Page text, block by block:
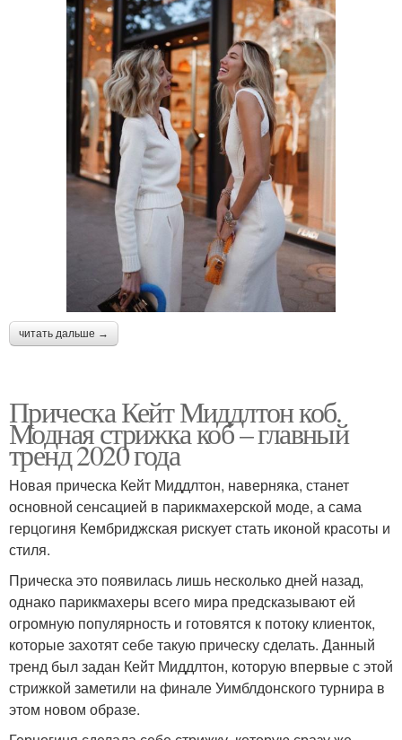
читать дальше →
Прическа Кейт Миддлтон коб.
Модная стрижка коб – главный
тренд 2020 года
Новая прическа Кейт Миддлтон, наверняка, станет
основной сенсацией в парикмахерской моде, а сама
герцогиня Кембриджская рискует стать иконой красоты и
стиля.
Прическа это появилась лишь несколько дней назад,
однако парикмахеры всего мира предсказывают ей
огромную популярность и готовятся к потоку клиенток,
которые захотят себе такую прическу сделать. Данный
тренд был задан Кейт Миддлтон, которую впервые с этой
стрижкой заметили на финале Уимблдонского турнира в
этом новом образе.